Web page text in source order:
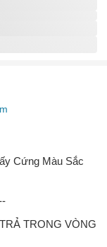
Cứng Màu Sắc
TRONG VÒNG